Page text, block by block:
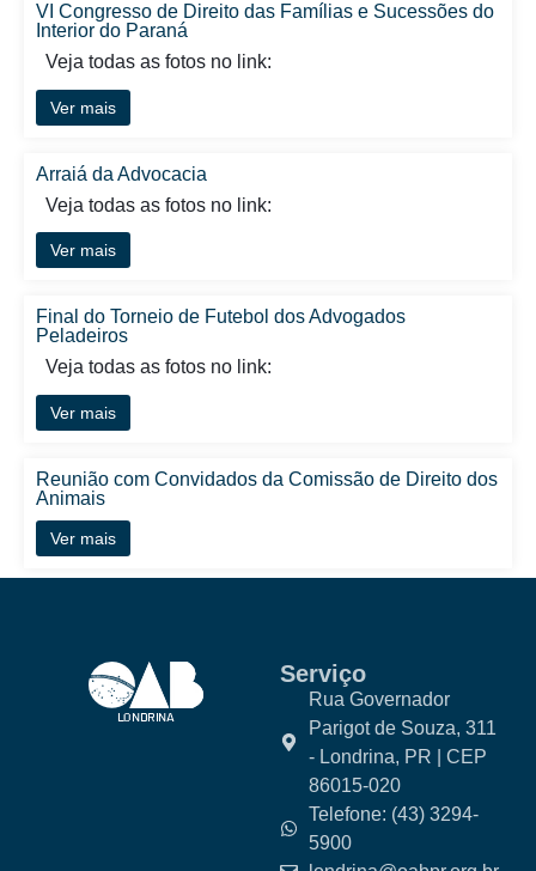
VI Congresso de Direito das Famílias e Sucessões do
Interior do Paraná
Veja todas as fotos no link:
Ver mais
Arraiá da Advocacia
Veja todas as fotos no link:
Ver mais
Final do Torneio de Futebol dos Advogados
Peladeiros
Veja todas as fotos no link:
Ver mais
Reunião com Convidados da Comissão de Direito dos
Animais
Ver mais
Serviço
Rua Governador
Parigot de Souza, 311
- Londrina, PR | CEP
86015-020
Telefone: (43) 3294-
5900